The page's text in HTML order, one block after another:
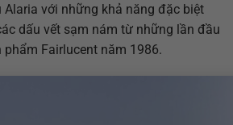
với những khả năng đặc biệt
dấu vết sạm nám từ những lần đầu
Fairlucent năm 1986.